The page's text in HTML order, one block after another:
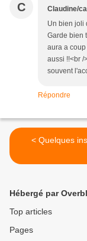
C Claudine/
Un bien joli
Garde bien
aura a
aussi !!<br /
souvent
Répondre
< Quelques
Hébergé par
Top articles
Pages